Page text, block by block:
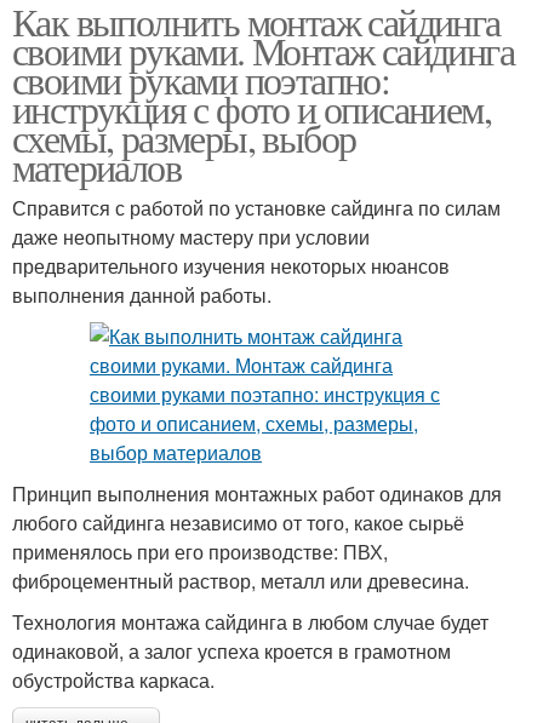
Как выполнить монтаж сайдинга
своими руками. Монтаж сайдинга
своими руками поэтапно:
инструкция с фото и описанием,
схемы, размеры, выбор
материалов
Справится с работой по установке сайдинга по силам
даже неопытному мастеру при условии
предварительного изучения некоторых нюансов
выполнения данной работы.
Принцип выполнения монтажных работ одинаков для
любого сайдинга независимо от того, какое сырьё
применялось при его производстве: ПВХ,
фиброцементный раствор, металл или древесина.
Технология монтажа сайдинга в любом случае будет
одинаковой, а залог успеха кроется в грамотном
обустройства каркаса.